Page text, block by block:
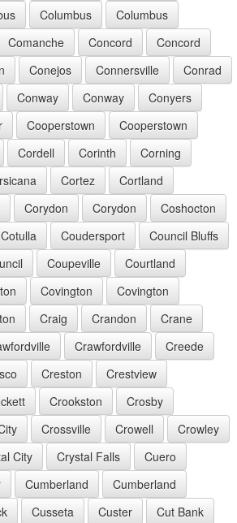
Columbus
Columbus
Comanche Concord
Concord
Conejos Connersville
Conrad
Conway Conway
Conyers
Cooperstown
Cooperstown
Cordell Corinth
Corning
Cortez
Cortland
Corydon Corydon
Coshocton
Cotulla Coudersport
Council Bluffs
Coupeville
Courtland
Covington
Covington
Craig Crandon
Crane
Crawfordville
Creede
Creston
Crestview
Crookston
Crosby
Crossville Crowell
Crowley
City Crystal Falls
Cuero
Cumberland
Cumberland
Cusseta Custer
Cut Bank